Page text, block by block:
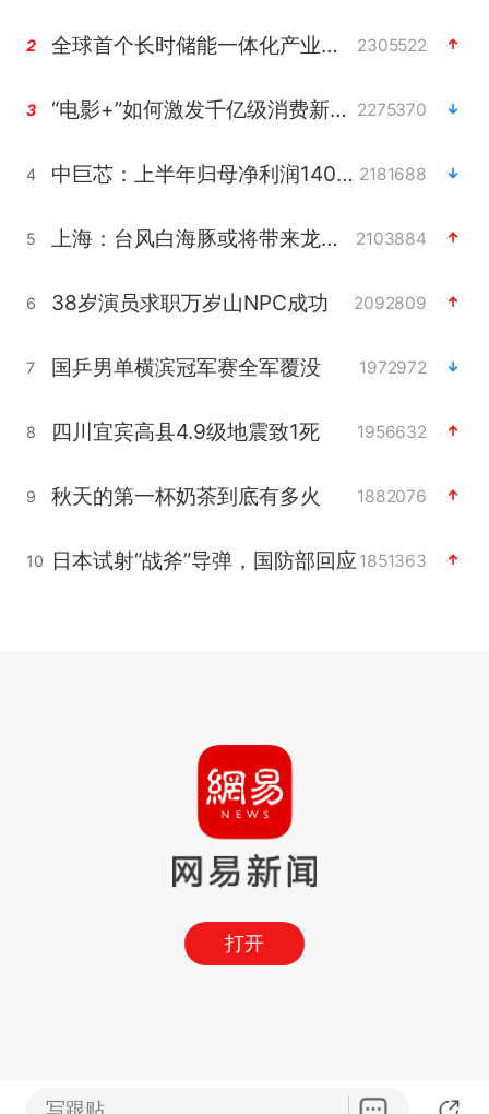
2 全球首个长时储能一体化产业园量产 2305522
3 “电影+”如何激发千亿级消费新活力？ 2275370
4 中巨芯：上半年归母净利润1405.77万元 2181688
5 上海：台风白海豚或将带来龙卷风 2103884
6 38岁演员求职万岁山NPC成功 2092809
7 国乒男单横滨冠军赛全军覆没 1972972
8 四川宜宾高县4.9级地震致1死 1956632
9 秋天的第一杯奶茶到底有多火 1882076
10 日本试射“战斧”导弹，国防部回应 1851363
打开
写跟贴